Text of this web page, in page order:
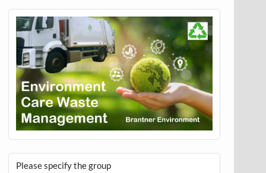
Please specify the group